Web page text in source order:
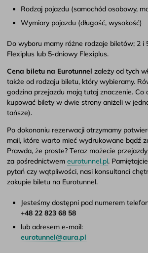
Rodzaj pojazdu (samochód osobowy,
Wymiary pojazdu (długość, wysokość)
Do wyboru mamy różne rodzaje biletów; 2 i
Flexiplus lub 5-dniowy Flexiplus.
Cena biletu na Eurotunnel zależy od tych
także od rodzaju biletu, który wybieramy.
godzina przejazdu mają tutaj znaczenie. Co
kupować bilety w dwie strony aniżeli w
tańsze).
Po dokonaniu rezerwacji otrzymamy
mail, które warto mieć wydrukowane bądź
Prawda, że proste? Teraz możecie
za pośrednictwem eurotunnel.pl.
pytań czy wątpliwości, nasi konsultanci
zakupie biletu na Eurotunnel.
Jesteśmy dostępni pod numerem
+48 22 823 68 58
lub adresem e-mail:
eurotunnel@aura.pl